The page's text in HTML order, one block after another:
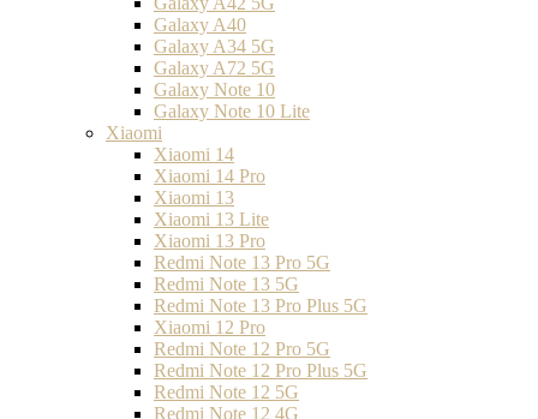
Galaxy A40
Galaxy A34 5G
Galaxy A72 5G
Galaxy Note 10
Galaxy Note 10 Lite
Xiaomi
Xiaomi 14
Xiaomi 14 Pro
Xiaomi 13
Xiaomi 13 Lite
Xiaomi 13 Pro
Redmi Note 13 Pro 5G
Redmi Note 13 5G
Redmi Note 13 Pro Plus 5G
Xiaomi 12 Pro
Redmi Note 12 Pro 5G
Redmi Note 12 Pro Plus 5G
Redmi Note 12 5G
Redmi Note 12 4G